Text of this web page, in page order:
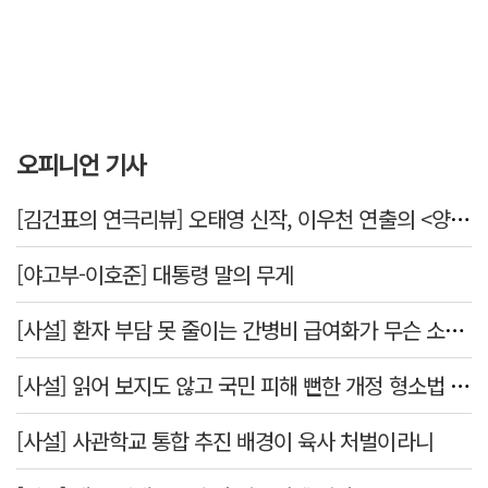
오피니언 기사
[김건표의 연극리뷰] 오태영 신작, 이우천 연출의 <양은 양순하다>"국민을 온순한 양으로 길들이는 전체주의적 정치의 알레고리"
[야고부-이호준] 대통령 말의 무게
[사설] 환자 부담 못 줄이는 간병비 급여화가 무슨 소용인가
[사설] 읽어 보지도 않고 국민 피해 뻔한 개정 형소법 공포한 대통령
[사설] 사관학교 통합 추진 배경이 육사 처벌이라니